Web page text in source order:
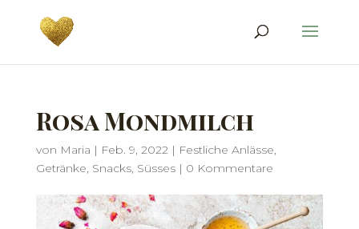
Rosa Mondmilch
von Maria | Feb. 9, 2022| Festliche Anlässe,
Getränke, Snacks, Süsses| 0 Kommentare